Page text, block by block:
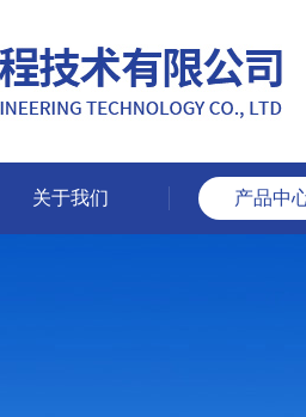
关于我们 产品中